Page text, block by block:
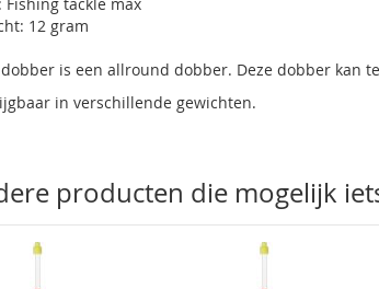
12 gram
dobber is een allround dobber. Deze dobber kan
in verschillende gewichten.
producten die mogelijk